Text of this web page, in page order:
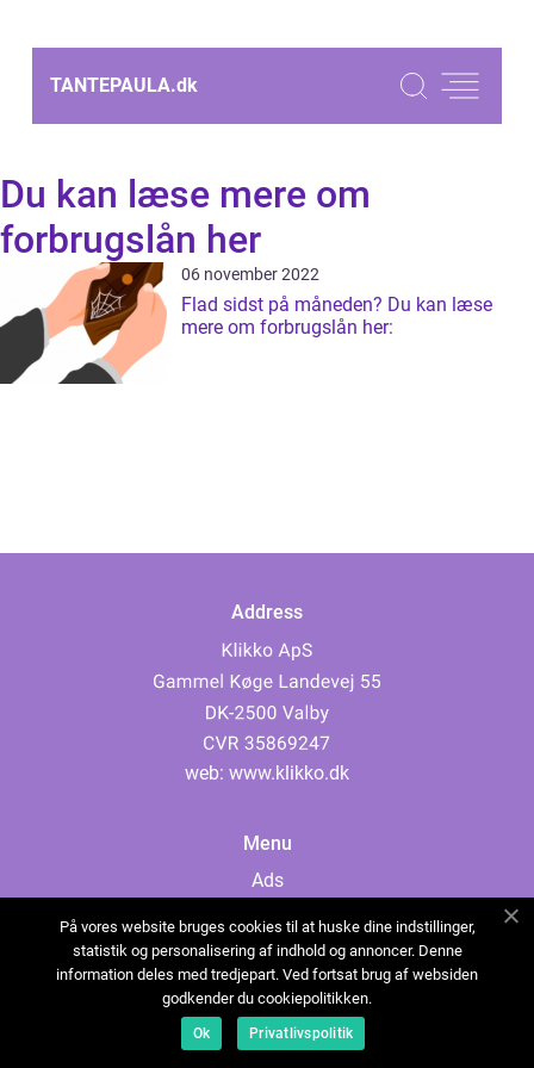
TANTEPAULA.dk
Du kan læse mere om
forbrugslån her
06 november 2022
Flad sidst på måneden? Du kan læse
mere om forbrugslån her:
Address
web: www.klikko.dk
Menu
Ads
Cookies
Contact
Sitemap
På vores website bruges cookies til at huske dine indstillinger,
statistik og personalisering af indhold og annoncer. Denne
information deles med tredjepart. Ved fortsat brug af websiden
godkender du cookiepolitikken.
Ok Privatlivspolitik